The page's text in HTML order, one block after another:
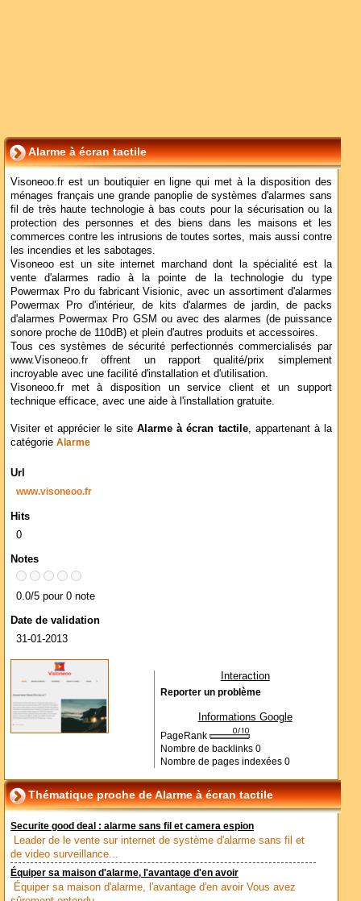
Alarme à écran tactile
Visoneoo.fr est un boutiquier en ligne qui met à la disposition des
ménages français une grande panoplie de systèmes d'alarmes sans
fil de très haute technologie à bas couts pour la sécurisation ou la
protection des personnes et des biens dans les maisons et les
commerces contre les intrusions de toutes sortes, mais aussi contre
les incendies et les sabotages.
Visoneoo est un site internet marchand dont la spécialité est la
vente d'alarmes radio à la pointe de la technologie du type
Powermax Pro du fabricant Visionic, avec un assortiment d'alarmes
Powermax Pro d'intérieur, de kits d'alarmes de jardin, de packs
d'alarmes Powermax Pro GSM ou avec des alarmes (de puissance
sonore proche de 110dB) et plein d'autres produits et accessoires.
Tous ces systèmes de sécurité perfectionnés commercialisés par
www.Visoneoo.fr offrent un rapport qualité/prix simplement
incroyable avec une facilité d'installation et d'utilisation.
Visoneoo.fr met à disposition un service client et un support
technique efficace, avec une aide à l'installation gratuite.
Visiter et apprécier le siteAlarme à écran tactile, appartenant à la
catégorie Alarme
Url
www.visoneoo.fr
Hits
0
Notes
0.0/5 pour 0 note
Date de validation
31-01-2013
Interaction
Reporter un problème
Informations Google
PageRank
Nombre de backlinks 0
Nombre de pages indexées 0
Thématique proche de Alarme à écran tactile
Securite good deal : alarme sans fil et camera espion
Leader de le vente sur internet de système d'alarme sans fil et
de video surveillance...
Équiper sa maison d'alarme, l'avantage d'en avoir
Équiper sa maison d'alarme, l'avantage d'en avoir Vous avez